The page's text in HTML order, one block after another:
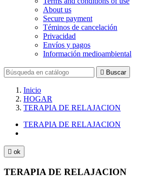
About us
Secure payment
Téminos de cancelación
Privacidad
Envíos y pagos
Información medioambiental
 Buscar
Inicio
HOGAR
TERAPIA DE RELAJACION
TERAPIA DE RELAJACION
 ok
TERAPIA DE RELAJACION